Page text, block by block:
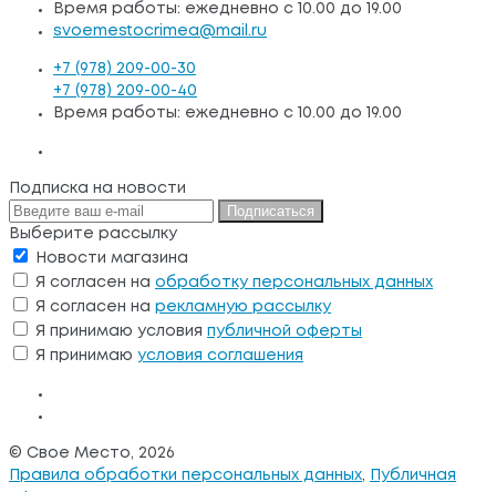
Время работы: ежедневно с 10.00 до 19.00
svoemestocrimea@mail.ru
+7 (978) 209-00-30
+7 (978) 209-00-40
Время работы: ежедневно с 10.00 до 19.00
Подписка на новости
Подписаться
Выберите рассылку
Новости магазина
Я согласен на обработку персональных данных
Я согласен на рекламную рассылку
Я принимаю условия публичной оферты
Я принимаю условия соглашения
© Свое Место, 2026
Правила обработки персональных данных,
Публичная